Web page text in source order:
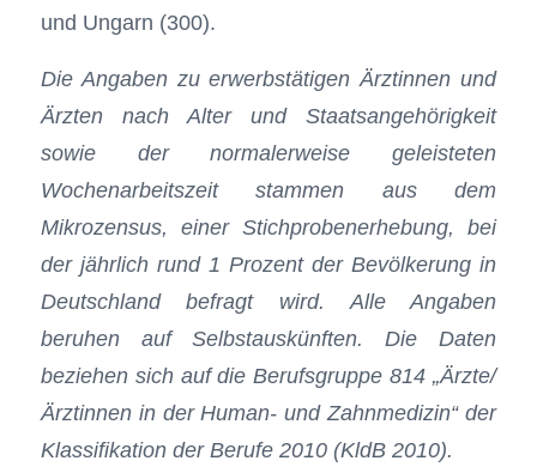
und Ungarn (300).
Die Angaben zu erwerbstätigen Ärztinnen und
Ärzten nach Alter und Staatsangehörigkeit
sowie der normalerweise geleisteten
Wochenarbeitszeit stammen aus dem
Mikrozensus, einer Stichprobenerhebung, bei
der jährlich rund 1 Prozent der Bevölkerung in
Deutschland befragt wird. Alle Angaben
beruhen auf Selbstauskünften. Die Daten
beziehen sich auf die Berufsgruppe 814 „Ärzte/
Ärztinnen in der Human- und Zahnmedizin“ der
Klassifikation der Berufe 2010 (KldB 2010).